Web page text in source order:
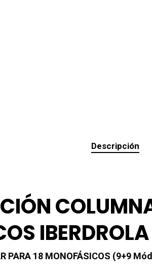
Descripción
IBERDROLA
PARA 18 MONOFÁSICOS (9+9